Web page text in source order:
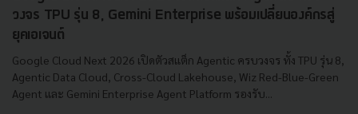
วงจร TPU รุ่น 8, Gemini Enterprise พร้อมเปลี่ยนองค์กรสู่
ยุคเอเจนต์
Google Cloud Next 2026 เปิดตัวสแต็ก Agentic ครบวงจร ทั้ง TPU รุ่น 8,
Agentic Data Cloud, Cross-Cloud Lakehouse, Wiz Red-Blue-Green
Agent และ Gemini Enterprise Agent Platform รองรับ...